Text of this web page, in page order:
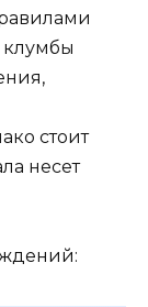
клумбы
стоит
несет